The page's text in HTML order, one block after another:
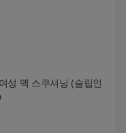
성 맥 스쿠셔닝 (슬립인